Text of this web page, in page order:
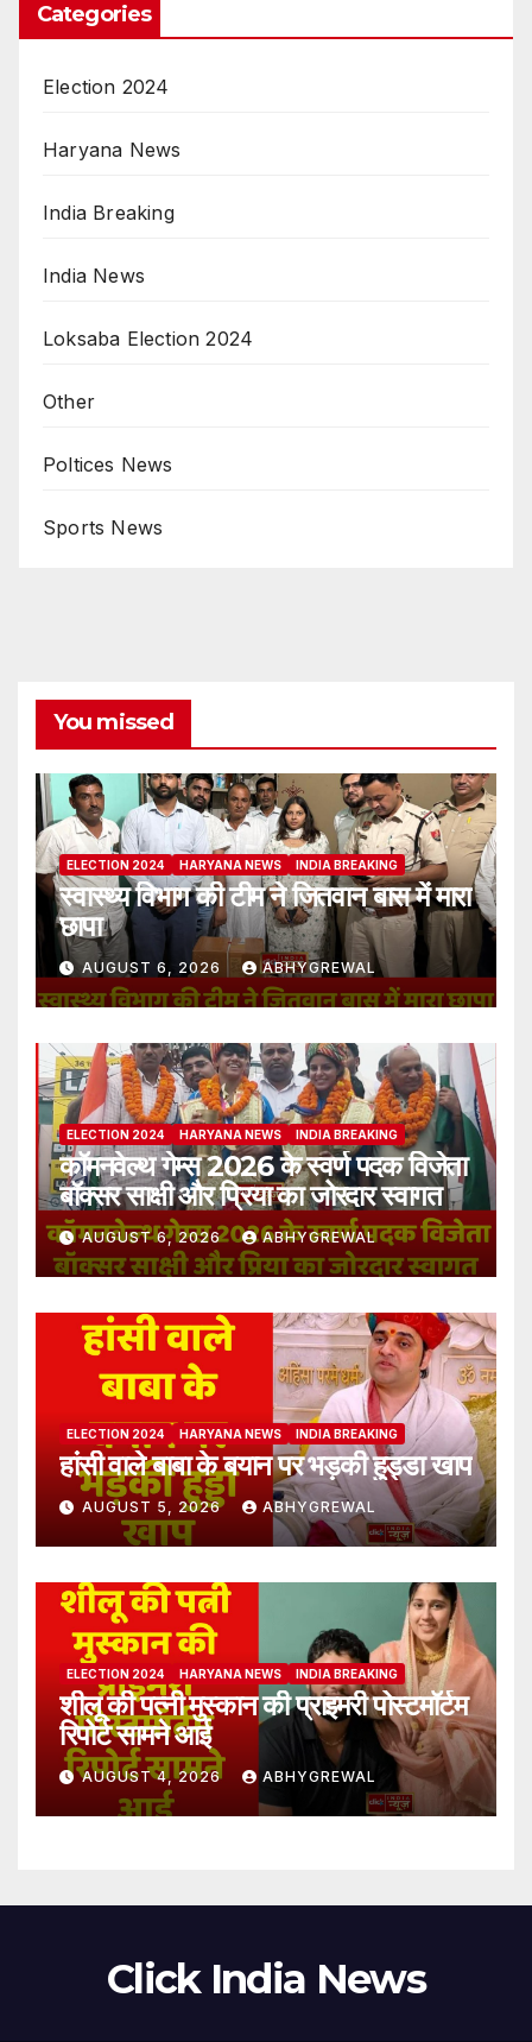
Categories
Election 2024
Haryana News
India Breaking
India News
Loksaba Election 2024
Other
Poltices News
Sports News
You missed
ELECTION 2024 HARYANA NEWS INDIA BREAKING
स्वास्थ्य विभाग की टीम ने जितवान बास में मारा
छापा
AUGUST 6, 2026 ABHYGREWAL
ELECTION 2024 HARYANA NEWS INDIA BREAKING
कॉमनवेल्थ गेम्स 2026 के स्वर्ण पदक विजेता
बॉक्सर साक्षी और प्रिया का जोरदार स्वागत
AUGUST 6, 2026 ABHYGREWAL
ELECTION 2024 HARYANA NEWS INDIA BREAKING
हांसी वाले बाबा के बयान पर भड़की हुड्डा खाप
AUGUST 5, 2026 ABHYGREWAL
ELECTION 2024 HARYANA NEWS INDIA BREAKING
शीलू की पत्नी मुस्कान की प्राइमरी पोस्टमॉर्टम
रिपोर्ट सामने आई
AUGUST 4, 2026 ABHYGREWAL
Click India News